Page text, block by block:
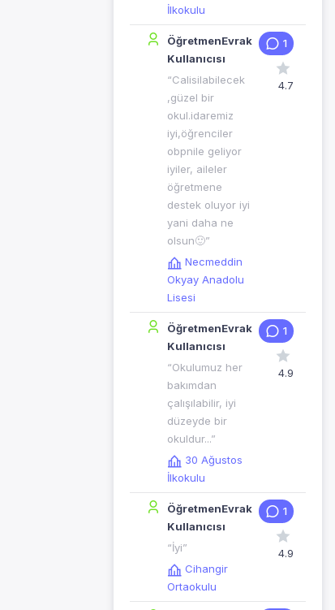
İlkokulu
ÖğretmenEvrak
Kullanıcısı
“Calisilabilecek
,güzel bir
okul.idaremiz
iyi,öğrenciler
obpnile geliyor
iyiler, aileler
öğretmene
destek oluyor iyi
yani daha ne
olsun🙂”
Necmeddin
Okyay Anadolu
Lisesi
1
4.7
ÖğretmenEvrak
Kullanıcısı
“Okulumuz her
bakımdan
çalışılabilir, iyi
düzeyde bir
okuldur...”
30 Ağustos
İlkokulu
1
4.9
ÖğretmenEvrak
Kullanıcısı
“İyi”
Cihangir
Ortaokulu
1
4.9